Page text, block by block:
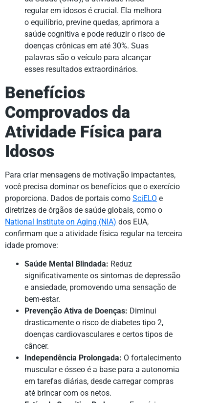
regular em idosos é crucial. Ela melhora
o equilíbrio, previne quedas, aprimora a
saúde cognitiva e pode reduzir o risco de
doenças crônicas em até 30%. Suas
palavras são o veículo para alcançar
esses resultados extraordinários.
Benefícios
Comprovados da
Atividade Física para
Idosos
Para criar mensagens de motivação impactantes,
você precisa dominar os benefícios que o exercício
proporciona. Dados de portais como SciELO e
diretrizes de órgãos de saúde globais, como o
National Institute on Aging (NIA) dos EUA,
confirmam que a atividade física regular na terceira
idade promove:
Saúde Mental Blindada: Reduz
significativamente os sintomas de depressão
e ansiedade, promovendo uma sensação de
bem-estar.
Prevenção Ativa de Doenças: Diminui
drasticamente o risco de diabetes tipo 2,
doenças cardiovasculares e certos tipos de
câncer.
Independência Prolongada: O fortalecimento
muscular e ósseo é a base para a autonomia
em tarefas diárias, desde carregar compras
até brincar com os netos.